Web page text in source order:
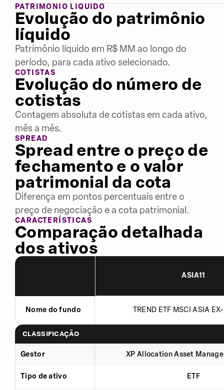
PATRIMÔNIO LÍQUIDO
Evolução do patrimônio
líquido
Patrimônio líquido em R$ MM ao longo do
período, para cada ativo selecionado.
COTISTAS
Evolução do número de
cotistas
Contagem absoluta de cotistas em cada ativo,
mês a mês.
SPREAD
Spread entre o preço de
fechamento e o valor
patrimonial da cota
Diferença em pontos percentuais entre o
preço de negociação e a cota patrimonial.
CARACTERÍSTICAS
Comparação detalhada
dos ativos
ASIA11
Nome do fundo TREND ETF MSCI ASIA
CLASSIFICAÇÃO
Gestor XP Allocation Asset
Tipo de ativo ETF